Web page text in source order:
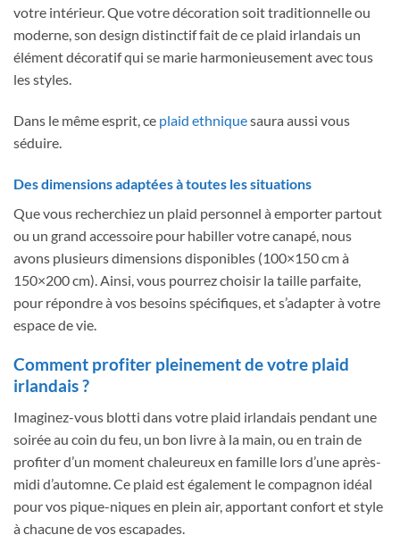
votre intérieur. Que votre décoration soit traditionnelle ou
moderne, son design distinctif fait de ce plaid irlandais un
élément décoratif qui se marie harmonieusement avec tous
les styles.
Dans le même esprit, ce plaid ethniquesaura aussi vous
séduire.
Des dimensions adaptées à toutes les situations
Que vous recherchiez un plaid personnel à emporter partout
ou un grand accessoire pour habiller votre canapé, nous
avons plusieurs dimensions disponibles (100×150 cm à
150×200 cm). Ainsi, vous pourrez choisir la taille parfaite,
pour répondre à vos besoins spécifiques, et s’adapter à votre
espace de vie.
Comment profiter pleinement de votre plaid
irlandais ?
Imaginez-vous blotti dans votre plaid irlandais pendant une
soirée au coin du feu, un bon livre à la main, ou en train de
profiter d’un moment chaleureux en famille lors d’une après-
midi d’automne. Ce plaid est également le compagnon idéal
pour vos pique-niques en plein air, apportant confort et style
à chacune de vos escapades.